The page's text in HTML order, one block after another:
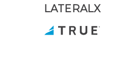
LATERALX